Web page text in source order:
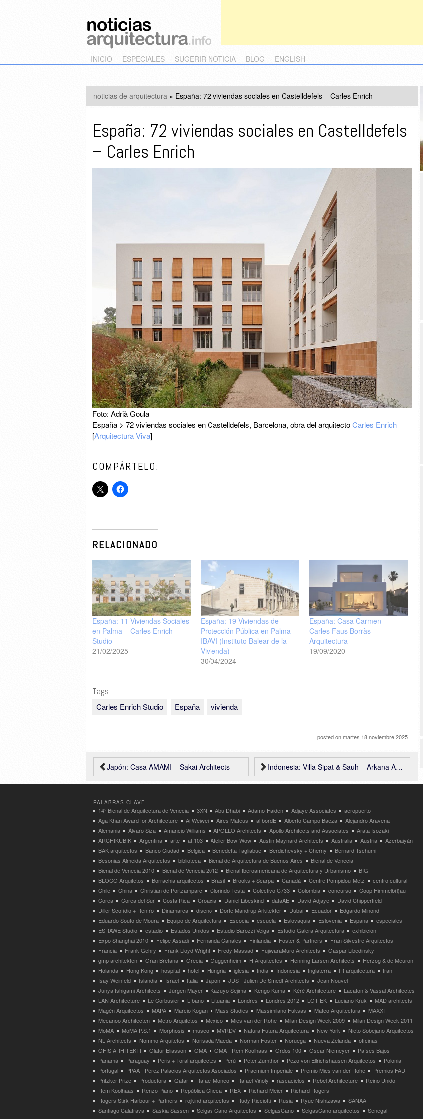
Main menu
Skip to primary content
Skip to secondary content
INICIO ESPECIALES SUGERIR NOTICIA BLOG ENGLISH
noticias de arquitectura » España: 72 viviendas sociales en Castelldefels – Carles Enrich
España: 72 viviendas sociales en Castelldefels
– Carles Enrich
Foto: Adrià Goula
España > 72 viviendas sociales en Castelldefels, Barcelona, obra del arquitectoCarles Enrich
[Arquitectura Viva]
COMPÁRTELO:
RELACIONADO
España: 11 Viviendas Sociales
en Palma – Carles Enrich
Studio
21/02/2025
España: 19 Viviendas de
Protección Pública en Palma –
IBAVI (Instituto Balear de la
Vivienda)
30/04/2024
España: Casa Carmen –
Carles Faus Borràs
Arquitectura
19/09/2020
Tags
Carles Enrich Studio España vivienda
posted onmartes 18 noviembre 2025
Indonesia: Villa Sipat & Sauh – Arkana Architects
Japón: Casa AMAMI – Sakai Architects
PALABRAS CLAVE
14° Bienal de Arquitectura de Venecia 3XN Abu Dhabi Adamo-Faiden Adjaye Associates
aeropuerto
Aga Khan Award for Architecture
Ai Weiwei Aires Mateus al bordE Alberto Campo Baeza
Alejandro Aravena
Alemania
Álvaro Siza Amancio Williams APOLLO Architects Apollo Architects and Associates
Arata Isozaki
ARCHIKUBIK
Argentina arte at.103 Atelier Bow-Wow Austin Maynard Architects Australia Austria
Azerbaiyán
BAK arquitectos
Banco Ciudad Belgica Benedetta Tagliabue Berdichevsky + Cherny
Bernard Tschumi
Besonias Almeida Arquitectos
biblioteca Bienal de Arquitectura de Buenos Aires
Bienal de Venecia
Bienal de Venecia 2010
Bienal de Venecia 2012 Bienal Iberoamericana de Arquitectura y Urbanismo
BIG
BLOCO Arquitetos
Borrachia arquitectos Brasil Brooks + Scarpa Canadá Centre Pompidou-Metz
centro cultural
Chile
China Christian de Portzamparc Clorindo Testa Colectivo C733 Colombia concurso
Coop Himmelb(l)au
Corea
Corea del Sur Costa Rica Croacia Daniel Libeskind dataAE David Adjaye
David Chipperfield
Diller Scofidio + Renfro
Dinamarca diseño Dorte Mandrup Arkitekter Dubai Ecuador
Edgardo Minond
Eduardo Souto de Moura
Equipo de Arquitectura Escocia escuela Eslovaquia Eslovenia España
especiales
ESRAWE Studio
estadio Estados Unidos Estudio Barozzi Veiga Estudio Galera Arquitectura
exhibición
Expo Shanghai 2010
Felipe Assadi Fernanda Canales Finlandia Foster & Partners
Fran Silvestre Arquitectos
Francia
Frank Gehry Frank Lloyd Wright Fredy Massad FujiwaraMuro Architects
Gaspar Libedinsky
gmp architekten
Gran Bretaña Grecia Guggenheim H Arquitectes Henning Larsen Architects
Herzog & de Meuron
Holanda
Hong Kong hospital hotel Hungria iglesia India Indonesia Inglaterra IR arquitectura
Iran
Isay Weinfeld
Islandia Israel Italia Japón JDS - Julien De Smedt Architects
Jean Nouvel
Junya Ishigami Architects
Jürgen Mayer Kazuyo Sejima Kengo Kuma Kéré Architecture
Lacaton & Vassal Architectes
LAN Architecture
Le Corbusier Líbano Lituania Londres Londres 2012 LOT-EK Luciano Kruk
MAD architects
Magén Arquitectos
MAPA Marcio Kogan Mass Studies Massimilano Fuksas Mateo Arquitectura
MAXXI
Mecanoo Architecten
Metro Arquitetos Mexico Mies van der Rohe Milan Design Week 2009
Milan Design Week 2011
MoMA
MoMA P.S.1 Morphosis museo MVRDV Natura Futura Arquitectura New York
Nieto Sobejano Arquitectos
NL Architects
Nommo Arquitetos Norisada Maeda Norman Foster Noruega Nueva Zelanda
oficinas
OFIS ARHITEKTI
Olafur Eliasson OMA OMA - Rem Koolhaas Ordos 100 Oscar Niemeyer
Países Bajos
Panamá
Paraguay Peris + Toral arquitectes Perú Peter Zumthor Pezo von Ellrichshausen Arquitectos
Polonia
Portugal
PPAA - Pérez Palacios Arquitectos Asociados Praemium Imperiale Premio Mies van der Rohe
Premios FAD
Pritzker Prize
Productora Qatar Rafael Moneo Rafael Viñoly rascacielos Rebel Architecture
Reino Unido
Rem Koolhaas
Renzo Piano República Checa REX Richard Meier
Richard Rogers
Rogers Stirk Harbour + Partners
rojkind arquitectos Rudy Ricciotti Rusia Ryue Nishizawa
SANAA
Santiago Calatrava
Saskia Sassen Selgas Cano Arquitectos SelgasCano SelgasCano arquitectos
Senegal